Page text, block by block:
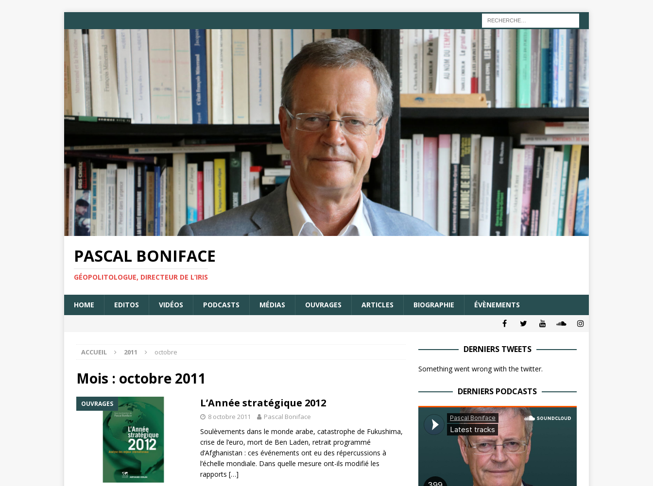
PASCAL BONIFACE
GÉOPOLITOLOGUE, DIRECTEUR DE L’IRIS
HOME EDITOS VIDÉOS PODCASTS MÉDIAS OUVRAGES ARTICLES BIOGRAPHIE ÉVÈNEMENTS
ACCUEIL 2011 octobre
Mois : octobre 2011
OUVRAGES L’Année stratégique 2012
8 octobre 2011 Pascal Boniface
Soulèvements dans le monde arabe, catastrophe de Fukushima,
crise de l’euro, mort de Ben Laden, retrait programmé
d’Afghanistan : ces événements ont eu des répercussions à
l’échelle mondiale. Dans quelle mesure ont-ils modifié les
rapports […]
DERNIERS TWEETS
Something went wrong with the twitter.
DERNIERS PODCASTS